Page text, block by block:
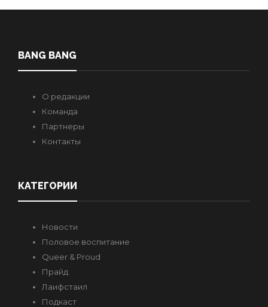
BANG BANG
О редакции
Команда
Партнеры
Контакты
КАТЕГОРИИ
Новости
Половое воспитание
Queer & Proud
Прайд
Лаифстаил
Подкаст